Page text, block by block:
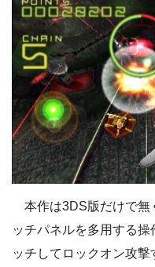
本作は3DS版だけで無
ッチパネルを多用する
ッチしてロックオン攻撃